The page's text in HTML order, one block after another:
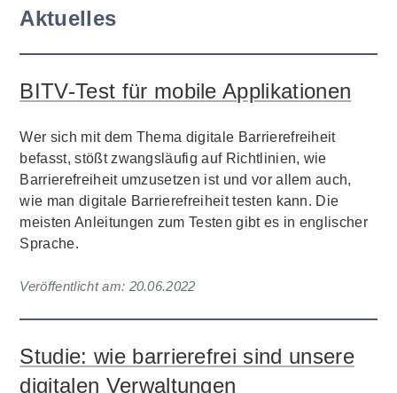
Aktuelles
BITV-Test für mobile Applikationen
Wer sich mit dem Thema digitale Barrierefreiheit
befasst, stößt zwangsläufig auf Richtlinien, wie
Barrierefreiheit umzusetzen ist und vor allem auch,
wie man digitale Barrierefreiheit testen kann. Die
meisten Anleitungen zum Testen gibt es in englischer
Sprache.
Veröffentlicht am: 20.06.2022
Studie: wie barrierefrei sind unsere
digitalen Verwaltungen